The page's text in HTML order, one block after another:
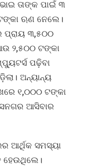
ତାଙ୍କ ପାଇଁ ୩
ଋଣ ନେଲେ।
ପ୍ରାୟ ୩,୫୦୦
୨,୫୦୦ ଟଙ୍କା
ପଢ଼ିବା
ଅନ୍ୟାନ୍ୟ
୧,୦୦୦ ଟଙ୍କା
ଆସିବାର
ଆର୍ଥିକ ସମସ୍ୟା
ହେଉଥିଲେ।